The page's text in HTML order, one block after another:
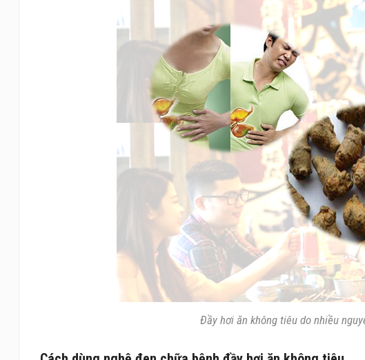
Đầy hơi ăn không tiêu do nhiều